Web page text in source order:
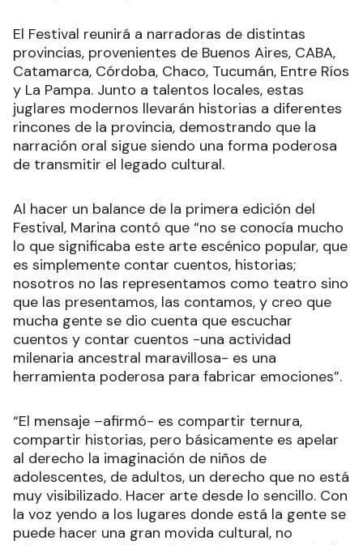
El Festival reunirá a narradoras de distintas
provincias, provenientes de Buenos Aires, CABA,
Catamarca, Córdoba, Chaco, Tucumán, Entre Ríos
y La Pampa. Junto a talentos locales, estas
juglares modernos llevarán historias a diferentes
rincones de la provincia, demostrando que la
narración oral sigue siendo una forma poderosa
de transmitir el legado cultural.
Al hacer un balance de la primera edición del
Festival, Marina contó que “no se conocía mucho
lo que significaba este arte escénico popular, que
es simplemente contar cuentos, historias;
nosotros no las representamos como teatro sino
que las presentamos, las contamos, y creo que
mucha gente se dio cuenta que escuchar
cuentos y contar cuentos -una actividad
milenaria ancestral maravillosa- es una
herramienta poderosa para fabricar emociones”.
“El mensaje –afirmó- es compartir ternura,
compartir historias, pero básicamente es apelar
al derecho la imaginación de niños de
adolescentes, de adultos, un derecho que no está
muy visibilizado. Hacer arte desde lo sencillo. Con
la voz yendo a los lugares donde está la gente se
puede hacer una gran movida cultural, no